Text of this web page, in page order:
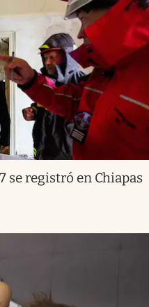
se registró en Chiapas